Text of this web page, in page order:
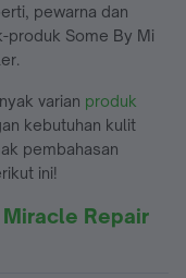
pewarna dan
produk Some By Mi
varian produk
kebutuhan kulit
pembahasan
ini!
Repair